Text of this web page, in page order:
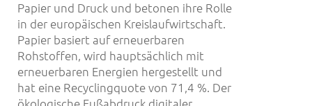
Papier und Druck und betonen ihre Rolle
in der europäischen Kreislaufwirtschaft.
Papier basiert auf erneuerbaren
Rohstoffen, wird hauptsächlich mit
erneuerbaren Energien hergestellt und
hat eine Recyclingquote von 71,4 %. Der
ökologische Fußabdruck digitaler